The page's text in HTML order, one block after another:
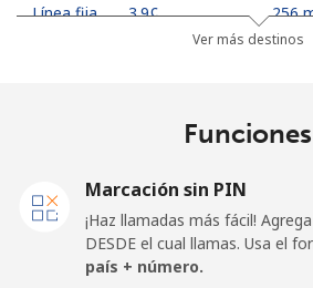
Línea fija ⁦3.9¢⁩ 256
Línea fija ⁦1.7¢⁩
⁦2¢⁩ 500
Ver más destinos
Funciones
Marcación sin PIN
¡Haz llamadas más fácil!
DESDE el cual llamas. Usa el
país + número.